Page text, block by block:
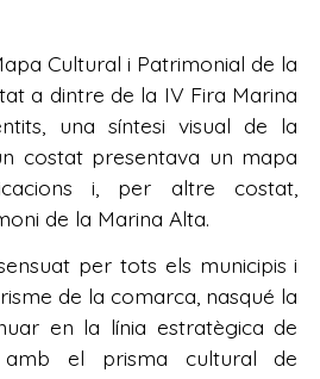
Cultural i Patrimonial de la
a dintre de la IV Fira Marina
una síntesi visual de la
costat presentava un mapa
i, per altre costat,
de la Marina Alta.
per tots els municipis i
de la comarca, nasqué la
en la línia estratègica de
amb el prisma cultural de